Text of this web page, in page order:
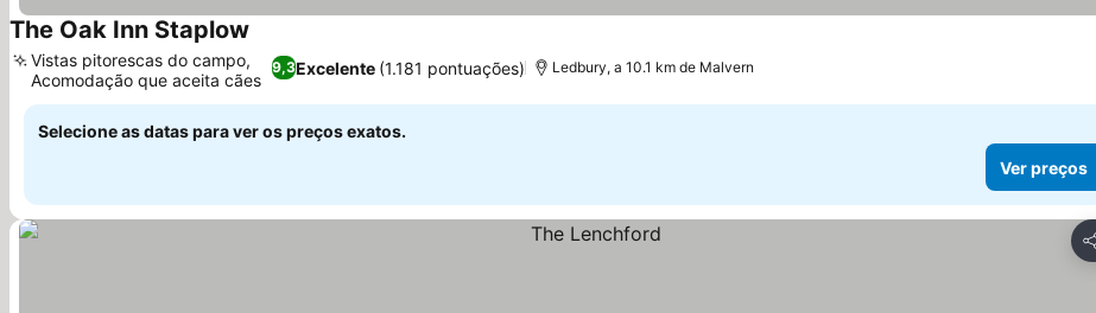
The Oak Inn Staplow
9,3Excelente (1.181 pontuações)
Vistas pitorescas do campo,
Acomodação que aceita cães
Ledbury, a 10.1 km de Malvern
Selecione as datas para ver os preços exatos.
Ver preços